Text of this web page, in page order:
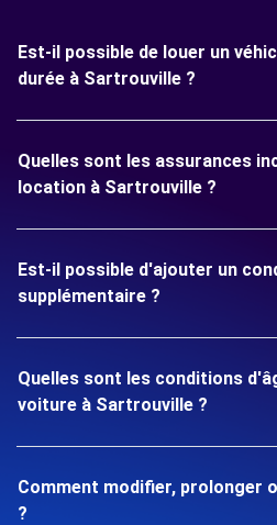
Est-il possible de louer un
durée à Sartrouville ?
Quelles sont les assurances
location à Sartrouville ?
Est-il possible d'ajouter un
supplémentaire ?
Quelles sont les conditions
voiture à Sartrouville ?
Comment modifier, prolonger
?